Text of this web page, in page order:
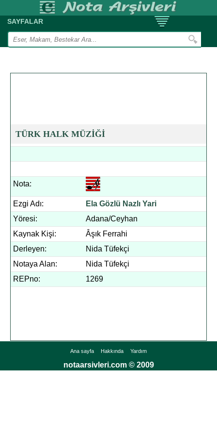
SAYFALAR
TÜRK HALK MÜZİĞİ
Nota:
Ezgi Adı:
Ela Gözlü Nazlı Yari
Yöresi:
Adana/Ceyhan
Kaynak Kişi:
Âşık Ferrahi
Derleyen:
Nida Tüfekçi
Notaya Alan:
Nida Tüfekçi
REPno:
1269
Ana sayfa Hakkında Yardım
notaarsivleri.com © 2009